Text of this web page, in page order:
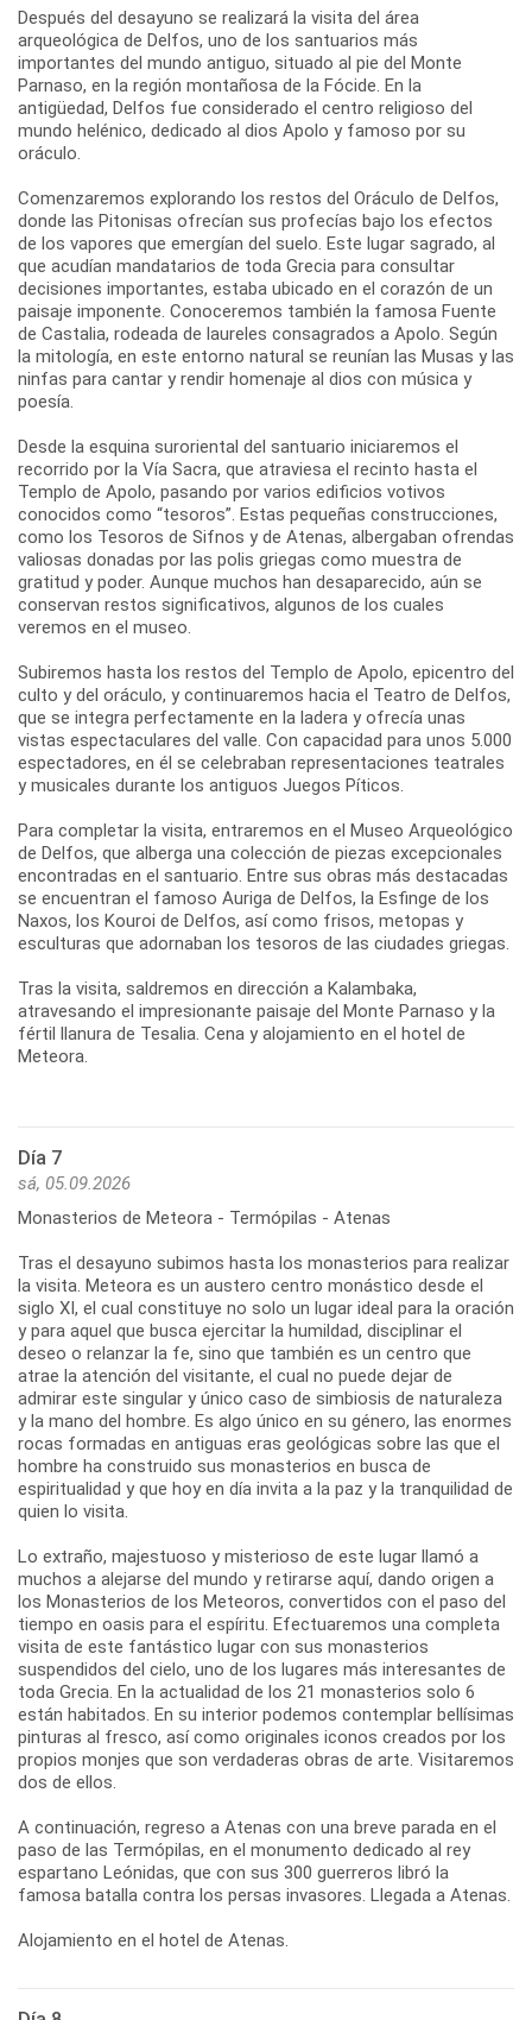
Después del desayuno se realizará la visita del área
arqueológica de Delfos, uno de los santuarios más
importantes del mundo antiguo, situado al pie del Monte
Parnaso, en la región montañosa de la Fócide. En la
antigüedad, Delfos fue considerado el centro religioso del
mundo helénico, dedicado al dios Apolo y famoso por su
oráculo.
Comenzaremos explorando los restos del Oráculo de Delfos,
donde las Pitonisas ofrecían sus profecías bajo los efectos
de los vapores que emergían del suelo. Este lugar sagrado, al
que acudían mandatarios de toda Grecia para consultar
decisiones importantes, estaba ubicado en el corazón de un
paisaje imponente. Conoceremos también la famosa Fuente
de Castalia, rodeada de laureles consagrados a Apolo. Según
la mitología, en este entorno natural se reunían las Musas y las
ninfas para cantar y rendir homenaje al dios con música y
poesía.
Desde la esquina suroriental del santuario iniciaremos el
recorrido por la Vía Sacra, que atraviesa el recinto hasta el
Templo de Apolo, pasando por varios edificios votivos
conocidos como “tesoros”. Estas pequeñas construcciones,
como los Tesoros de Sifnos y de Atenas, albergaban ofrendas
valiosas donadas por las polis griegas como muestra de
gratitud y poder. Aunque muchos han desaparecido, aún se
conservan restos significativos, algunos de los cuales
veremos en el museo.
Subiremos hasta los restos del Templo de Apolo, epicentro del
culto y del oráculo, y continuaremos hacia el Teatro de Delfos,
que se integra perfectamente en la ladera y ofrecía unas
vistas espectaculares del valle. Con capacidad para unos 5.000
espectadores, en él se celebraban representaciones teatrales
y musicales durante los antiguos Juegos Píticos.
Para completar la visita, entraremos en el Museo Arqueológico
de Delfos, que alberga una colección de piezas excepcionales
encontradas en el santuario. Entre sus obras más destacadas
se encuentran el famoso Auriga de Delfos, la Esfinge de los
Naxos, los Kouroi de Delfos, así como frisos, metopas y
esculturas que adornaban los tesoros de las ciudades griegas.
Tras la visita, saldremos en dirección a Kalambaka,
atravesando el impresionante paisaje del Monte Parnaso y la
fértil llanura de Tesalia. Cena y alojamiento en el hotel de
Meteora.
Día 7
sá, 05.09.2026
Monasterios de Meteora - Termópilas - Atenas
Tras el desayuno subimos hasta los monasterios para realizar
la visita. Meteora es un austero centro monástico desde el
siglo XI, el cual constituye no solo un lugar ideal para la oración
y para aquel que busca ejercitar la humildad, disciplinar el
deseo o relanzar la fe, sino que también es un centro que
atrae la atención del visitante, el cual no puede dejar de
admirar este singular y único caso de simbiosis de naturaleza
y la mano del hombre. Es algo único en su género, las enormes
rocas formadas en antiguas eras geológicas sobre las que el
hombre ha construido sus monasterios en busca de
espiritualidad y que hoy en día invita a la paz y la tranquilidad de
quien lo visita.
Lo extraño, majestuoso y misterioso de este lugar llamó a
muchos a alejarse del mundo y retirarse aquí, dando origen a
los Monasterios de los Meteoros, convertidos con el paso del
tiempo en oasis para el espíritu. Efectuaremos una completa
visita de este fantástico lugar con sus monasterios
suspendidos del cielo, uno de los lugares más interesantes de
toda Grecia. En la actualidad de los 21 monasterios solo 6
están habitados. En su interior podemos contemplar bellísimas
pinturas al fresco, así como originales iconos creados por los
propios monjes que son verdaderas obras de arte. Visitaremos
dos de ellos.
A continuación, regreso a Atenas con una breve parada en el
paso de las Termópilas, en el monumento dedicado al rey
espartano Leónidas, que con sus 300 guerreros libró la
famosa batalla contra los persas invasores. Llegada a Atenas.
Alojamiento en el hotel de Atenas.